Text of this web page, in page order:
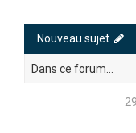
Nouveau sujet